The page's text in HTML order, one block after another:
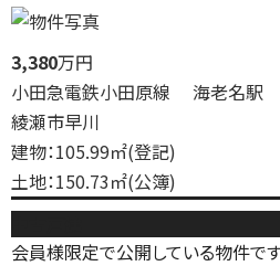
3,380万円
小田急電鉄小田原線 海老名駅
綾瀬市早川
建物：105.99㎡(登記)
土地：150.73㎡(公簿)
会員様限定で公開している物件で